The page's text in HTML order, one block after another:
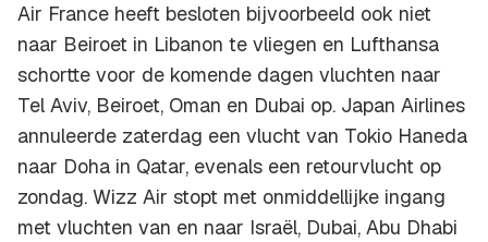
Air France heeft besloten bijvoorbeeld ook niet
naar Beiroet in Libanon te vliegen en Lufthansa
schortte voor de komende dagen vluchten naar
Tel Aviv, Beiroet, Oman en Dubai op. Japan Airlines
annuleerde zaterdag een vlucht van Tokio Haneda
naar Doha in Qatar, evenals een retourvlucht op
zondag. Wizz Air stopt met onmiddellijke ingang
met vluchten van en naar Israël, Dubai, Abu Dhabi